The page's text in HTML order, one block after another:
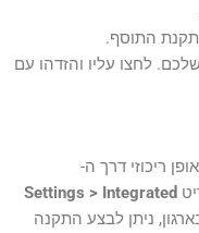
התוסף.
לחצו עליו והזדהו עם
ריכוזי דרך ה-
Settings > Integrated
ניתן לבצע התקנה